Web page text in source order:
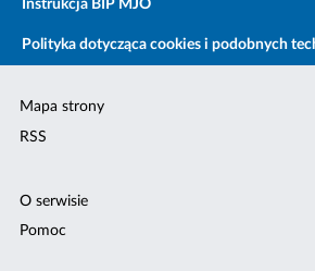
Instrukcja BIP MJO
Polityka dotycząca cookies i podobnych
Mapa strony
RSS
O serwisie
Pomoc